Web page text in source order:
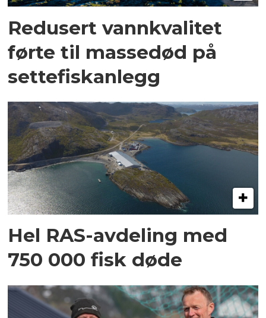
Redusert vannkvalitet
førte til massedød på
settefiskanlegg
Hel RAS-avdeling med
750 000 fisk døde